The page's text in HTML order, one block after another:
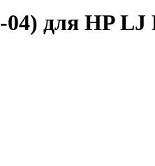
для HP LJ